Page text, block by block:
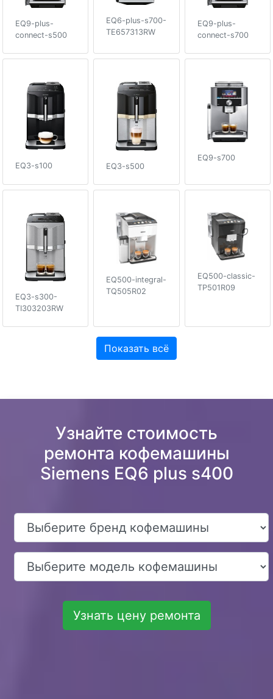
EQ9-plus-
connect-s500
EQ6-plus-s700-
TE657313RW
EQ9-plus-
connect-s700
EQ3-s100 EQ3-s500
EQ9-s700
EQ3-s300-
TI303203RW
EQ500-integral-
TQ505R02
EQ500-classic-
TP501R09
Показать всё
Узнайте стоимость
ремонта кофемашины
Siemens EQ6 plus s400
Узнать цену ремонта